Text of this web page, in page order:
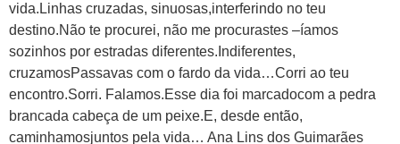
vida.Linhas cruzadas, sinuosas,interferindo no teu
destino.Não te procurei, não me procurastes –íamos
sozinhos por estradas diferentes.Indiferentes,
cruzamosPassavas com o fardo da vida…Corri ao teu
encontro.Sorri. Falamos.Esse dia foi marcadocom a pedra
brancada cabeça de um peixe.E, desde então,
caminhamosjuntos pela vida… Ana Lins dos Guimarães